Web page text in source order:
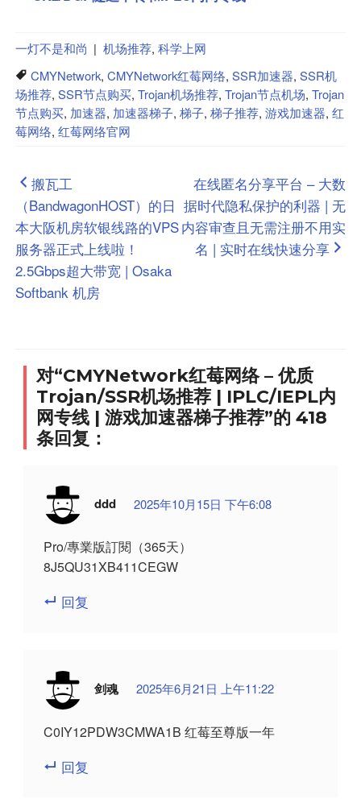
一灯不是和尚 | 机场推荐, 科学上网
CMYNetwork, CMYNetwork红莓网络, SSR加速器, SSR机
场推荐, SSR节点购买, Trojan机场推荐, Trojan节点机场, Trojan
节点购买, 加速器, 加速器梯子, 梯子, 梯子推荐, 游戏加速器, 红
莓网络, 红莓网络官网
文
章
导
航
搬瓦工
（BandwagonHOST）的日
本大阪机房软银线路的VPS
服务器正式上线啦！
2.5Gbps超大带宽 | Osaka
Softbank 机房
在线匿名分享平台 – 大数
据时代隐私保护的利器 | 无
内容审查且无需注册不用实
名 | 实时在线快速分享
对“CMYNetwork红莓网络 – 优质
Trojan/SSR机场推荐 | IPLC/IEPL内
网专线 | 游戏加速器梯子推荐”的 418
条回复：
ddd 2025年10月15日 下午6:08
Pro/專業版訂閱（365天）
8J5QU31XB411CEGW
回复
剑魂 2025年6月21日 上午11:22
C0IY12PDW3CMWA1B 红莓至尊版一年
回复